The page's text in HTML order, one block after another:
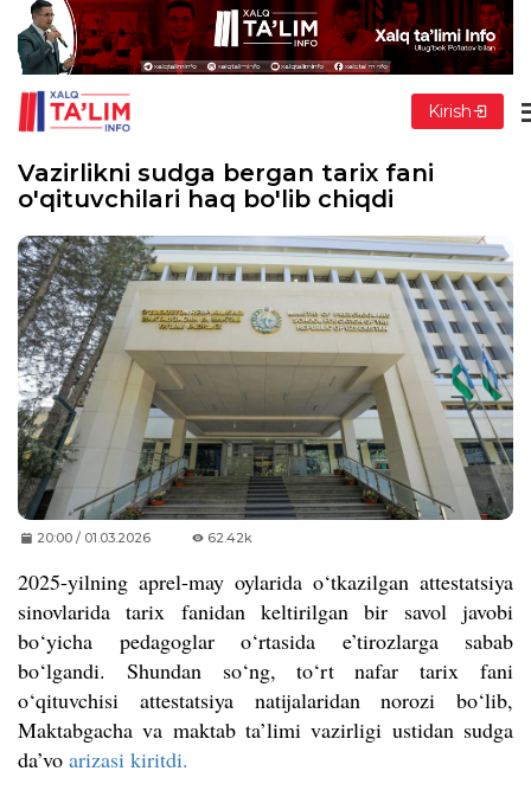
Kirish
Vazirlikni sudga bergan tarix fani
o'qituvchilari haq bo'lib chiqdi
20:00 / 01.03.2026 62.42k
2025-yilning aprel-may oylarida o‘tkazilgan attestatsiya
sinovlarida tarix fanidan keltirilgan bir savol javobi
bo‘yicha pedagoglar o‘rtasida e’tirozlarga sabab
bo‘lgandi. Shundan so‘ng, to‘rt nafar tarix fani
o‘qituvchisi attestatsiya natijalaridan norozi bo‘lib,
Maktabgacha va maktab ta’limi vazirligi ustidan sudga
da’vo arizasi kiritdi.